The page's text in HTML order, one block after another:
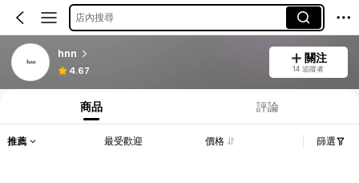
店內搜尋
hnn
4.67
關注
14 追蹤者
商品 評論
推薦 最受歡迎 價格 篩選